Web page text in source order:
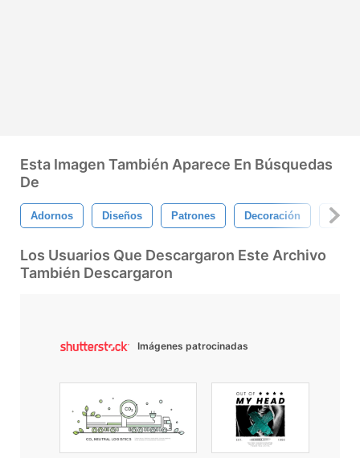
Esta Imagen También Aparece En Búsquedas
De
Adornos Diseños Patrones Decoración
Los Usuarios Que Descargaron Este Archivo
También Descargaron
Imágenes patrocinadas